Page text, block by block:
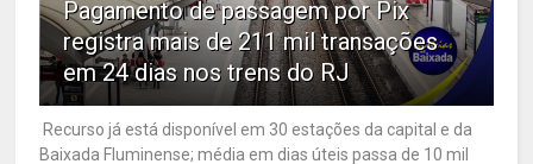
Pagamento de passagem por Pix
registra mais de 211 mil transações
em 24 dias nos trens do RJ
Recurso já está disponível em 30 estações da capital e da
Baixada Fluminense; média em dias úteis passa de 10 mil